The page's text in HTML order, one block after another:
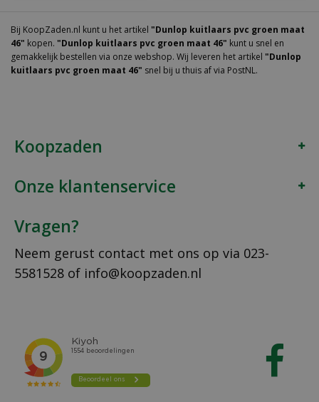
Bij KoopZaden.nl kunt u het artikel "Dunlop kuitlaars pvc groen maat
46" kopen. "Dunlop kuitlaars pvc groen maat 46" kunt u snel en
gemakkelijk bestellen via onze webshop. Wij leveren het artikel "Dunlop
kuitlaars pvc groen maat 46" snel bij u thuis af via PostNL.
Koopzaden
Onze klantenservice
Vragen?
Neem gerust contact met ons op via 023-
5581528 of info@koopzaden.nl